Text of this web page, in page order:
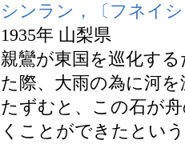
シンラン，〔フネイ
1935年 山梨県
親鸞が東国を巡化す
た際、大雨の為に河
たずむと、この石が
くことができたとい